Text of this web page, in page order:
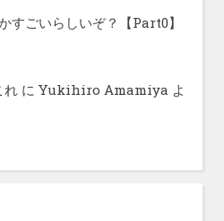
すごいらしいぞ？【Part0】
れに Yukihiro Amamiya よ